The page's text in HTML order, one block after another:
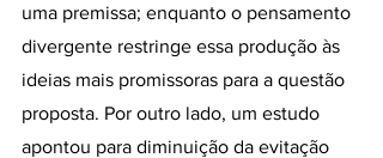
uma premissa; enquanto o pensamento
divergente restringe essa produção às
ideias mais promissoras para a questão
proposta. Por outro lado, um estudo
apontou para diminuição da evitação